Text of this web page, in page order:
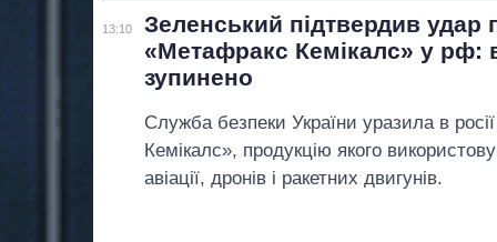
13:10
Зеленський підтвердив удар
«Метафракс Кемікалс» у рф:
зупинено
Служба безпеки України уразила в
Кемікалс», продукцію якого
авіації, дронів і ракетних двигунів.